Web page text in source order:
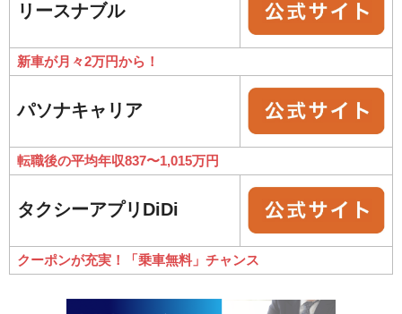
リースナブル
新車が月々2万円から！
パソナキャリア
転職後の平均年収837〜1,015万円
タクシーアプリDiDi
クーポンが充実！「乗車無料」チャンス